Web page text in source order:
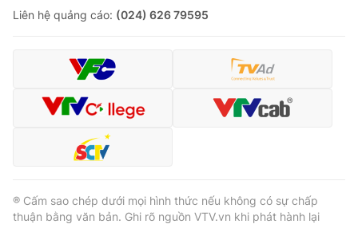
Liên hệ quảng cáo: (024) 626 79595
® Cấm sao chép dưới mọi hình thức nếu không có sự chấp
thuận bằng văn bản. Ghi rõ nguồn VTV.vn khi phát hành lại